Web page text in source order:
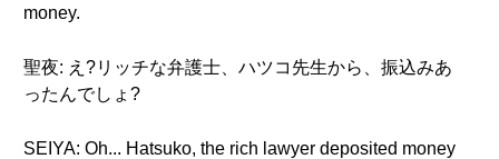
money.
聖夜: え?リッチな弁護士、ハツコ先生から、振込みあ
ったんでしょ?
SEIYA: Oh... Hatsuko, the rich lawyer deposited money